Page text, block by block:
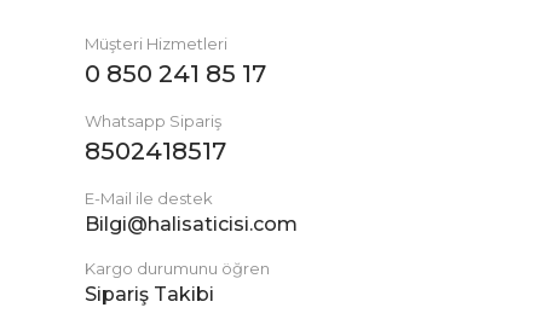
Müşteri Hizmetleri
0 850 241 85 17
Whatsapp Sipariş
8502418517
E-Mail ile destek
Bilgi@halisaticisi.com
Kargo durumunu öğren
Sipariş Takibi